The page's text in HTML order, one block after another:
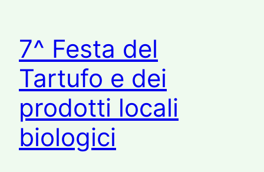
7^ Festa del
Tartufo e dei
prodotti locali
biologici